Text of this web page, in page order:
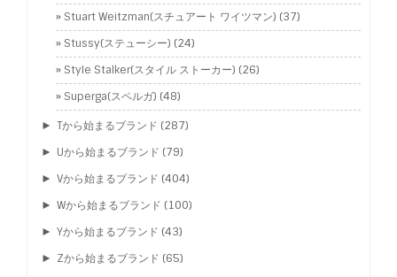
Stuart Weitzman(スチュアート ワイツマン) (37)
Stussy(ステューシー) (24)
Style Stalker(スタイル ストーカー) (26)
Superga(スペルガ) (48)
► Tから始まるブランド (287)
► Uから始まるブランド (79)
► Vから始まるブランド (404)
► Wから始まるブランド (100)
► Yから始まるブランド (43)
► Zから始まるブランド (65)